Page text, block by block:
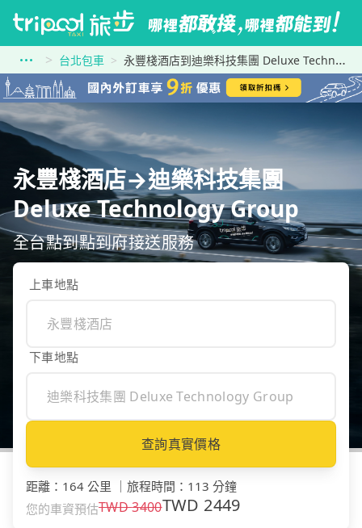
台北包車 永豐棧酒店到迪樂科技集團 Deluxe Technology Group
永豐棧酒店→迪樂科技集團
Deluxe Technology Group
全台點到點到府接送服務
上車地點
下車地點
查詢真實價格
距離 ： 164 公里 旅程時間 ： 113 分鐘
您的車資預估TWD3400TWD 2449